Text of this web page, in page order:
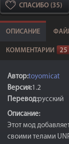
СПАСИБО (35)
ОПИСАНИЕ
КОММЕНТАРИИ 25
Автор:toyomicat
Версия:1.2
Перевод:русский
Описание:
Этот мод
своими телами